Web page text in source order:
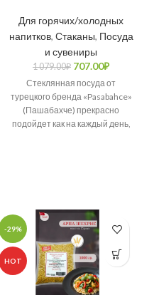
Для горячих/холодных
напитков, Стаканы, Посуда
и сувениры
1 079.00₽ 707.00₽
Стеклянная посуда от
турецкого бренда «Pasabahce»
(Пашабахче) прекрасно
подойдет как на каждый день,
-29%
HOT